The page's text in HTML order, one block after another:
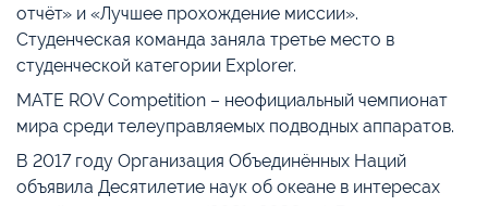
отчёт» и «Лучшее прохождение миссии».
Студенческая команда заняла третье место в
студенческой категории Explorer.
MATE ROV Competition – неофициальный чемпионат
мира среди телеуправляемых подводных аппаратов.
В 2017 году Организация Объединённых Наций
объявила Десятилетие наук об океане в интересах